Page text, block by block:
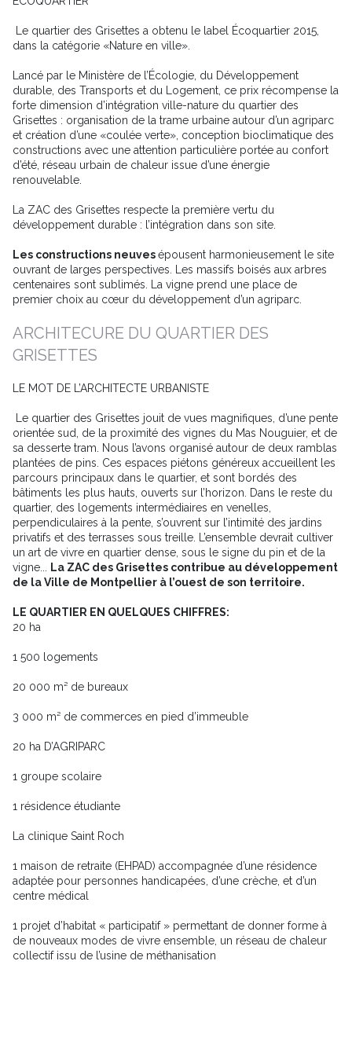
Le quartier des Grisettes a obtenu le label Écoquartier 2015,
dans la catégorie «Nature en ville».
Lancé par le Ministère de l’Écologie, du Développement
durable, des Transports et du Logement, ce prix récompense la
forte dimension d’intégration ville-nature du quartier des
Grisettes : organisation de la trame urbaine autour d’un agriparc
et création d’une «coulée verte», conception bioclimatique des
constructions avec une attention particulière portée au confort
d’été, réseau urbain de chaleur issue d’une énergie
renouvelable.
La ZAC des Grisettes respecte la première vertu du
développement durable : l’intégration dans son site.
Les constructions neuvesépousent harmonieusement le site
ouvrant de larges perspectives. Les massifs boisés aux arbres
centenaires sont sublimés. La vigne prend une place de
premier choix au cœur du développement d’un agriparc.
ARCHITECURE DU QUARTIER DES
GRISETTES
LE MOT DE L’ARCHITECTE URBANISTE
Le quartier des Grisettes jouit de vues magnifiques, d’une pente
orientée sud, de la proximité des vignes du Mas Nouguier, et de
sa desserte tram. Nous l’avons organisé autour de deux ramblas
plantées de pins. Ces espaces piétons généreux accueillent les
parcours principaux dans le quartier, et sont bordés des
bâtiments les plus hauts, ouverts sur l’horizon. Dans le reste du
quartier, des logements intermédiaires en venelles,
perpendiculaires à la pente, s’ouvrent sur l’intimité des jardins
privatifs et des terrasses sous treille. L’ensemble devrait cultiver
un art de vivre en quartier dense, sous le signe du pin et de la
vigne...
La ZAC des Grisettes contribue au développement
de la Ville de Montpellier à l’ouest de son territoire.
LE QUARTIER EN QUELQUES CHIFFRES:
20 ha
1 500 logements
20 000 m² de bureaux
3 000 m² de commerces en pied d’immeuble
20 ha D’AGRIPARC
1 groupe scolaire
1 résidence étudiante
La clinique Saint Roch
1 maison de retraite (EHPAD) accompagnée d’une résidence
adaptée pour personnes handicapées, d’une crèche, et d’un
centre médical
1 projet d’habitat « participatif » permettant de donner forme à
de nouveaux modes de vivre ensemble, un réseau de chaleur
collectif issu de l’usine de méthanisation